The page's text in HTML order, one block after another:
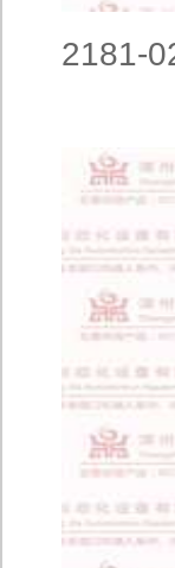
2181-